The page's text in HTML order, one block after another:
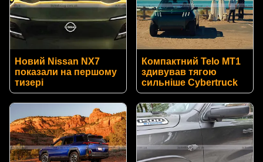
Новий Nissan NX7
показали на першому
тизері
Компактний Telo MT1
здивував тягою
сильніше Cybertruck